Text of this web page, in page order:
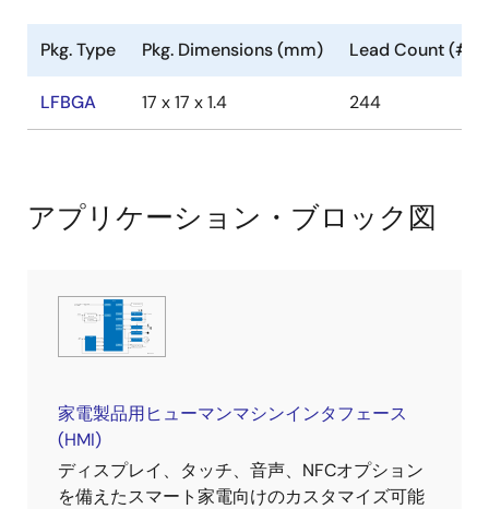
Pkg. Type Pkg. Dimensions (mm) Lead Count (#)
LFBGA 17 x 17 x 1.4 244
アプリケーション・ブロック図
家電製品用ヒューマンマシンインタフェース
(HMI)
ディスプレイ、タッチ、音声、NFCオプション
を備えたスマート家電向けのカスタマイズ可能